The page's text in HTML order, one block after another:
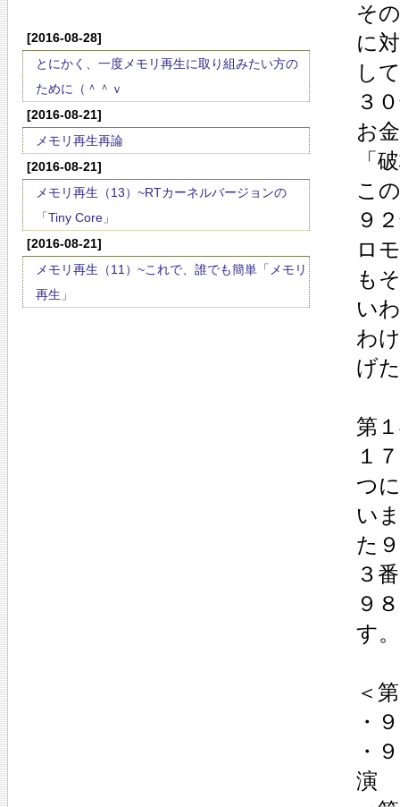
[2016-08-28]
とにかく、一度メモリ再生に取り組みたい方の
ために（＾＾ｖ
[2016-08-21]
メモリ再生再論
[2016-08-21]
メモリ再生（13）~RTカーネルバージョンの
「Tiny Core」
[2016-08-21]
メモリ再生（11）~これで、誰でも簡単「メモリ
再生」
そ
に
し
３
お
「
こ
９
ロ
も
い
わ
げ
第
１
つ
い
た
３
９
す。
＜
・
・
演